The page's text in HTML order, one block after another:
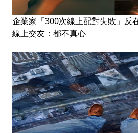
企業家「300次線上配對失敗」
線上交友：都不真心